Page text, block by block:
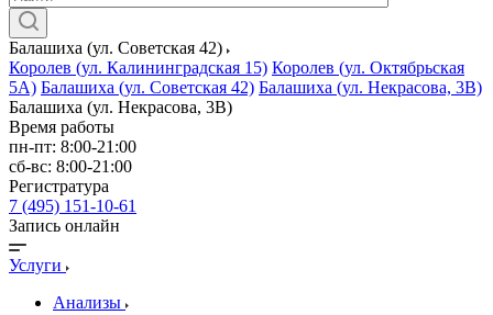
Балашиха (ул. Советская 42)
Королев (ул. Калининградская 15) Королев (ул. Октябрьская
5А) Балашиха (ул. Советская 42) Балашиха (ул. Некрасова, 3В)
Балашиха (ул. Некрасова, 3В)
Время работы
пн-пт: 8:00-21:00
сб-вс: 8:00-21:00
Регистратура
7 (495) 151-10-61
Запись онлайн
Услуги
Анализы